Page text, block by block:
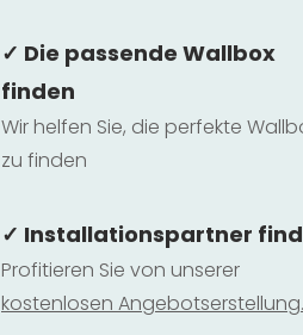
✓ Die passende Wallbox
finden
Wir helfen Sie, die perfekte
zu finden
✓ Installationspartner
Profitieren Sie von unserer
kostenlosen Angebotserstellung.